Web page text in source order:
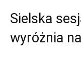
Sielska
wyróżnia